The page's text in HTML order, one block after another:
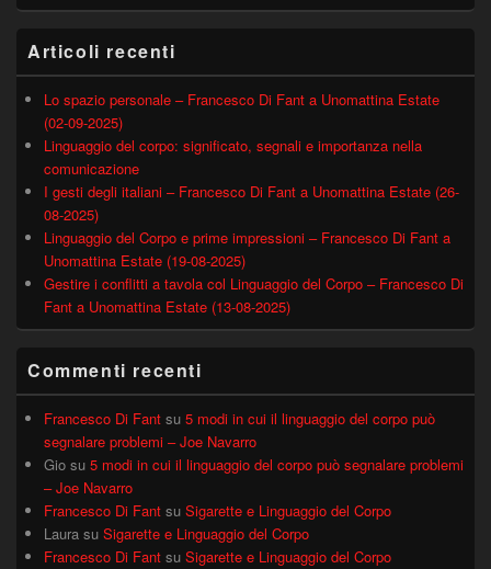
Articoli recenti
Lo spazio personale – Francesco Di Fant a Unomattina Estate
(02-09-2025)
Linguaggio del corpo: significato, segnali e importanza nella
comunicazione
I gesti degli italiani – Francesco Di Fant a Unomattina Estate (26-
08-2025)
Linguaggio del Corpo e prime impressioni – Francesco Di Fant a
Unomattina Estate (19-08-2025)
Gestire i conflitti a tavola col Linguaggio del Corpo – Francesco Di
Fant a Unomattina Estate (13-08-2025)
Commenti recenti
Francesco Di Fant su 5 modi in cui il linguaggio del corpo può
segnalare problemi – Joe Navarro
Gio su 5 modi in cui il linguaggio del corpo può segnalare problemi
– Joe Navarro
Francesco Di Fant su Sigarette e Linguaggio del Corpo
Laura su Sigarette e Linguaggio del Corpo
Francesco Di Fant su Sigarette e Linguaggio del Corpo